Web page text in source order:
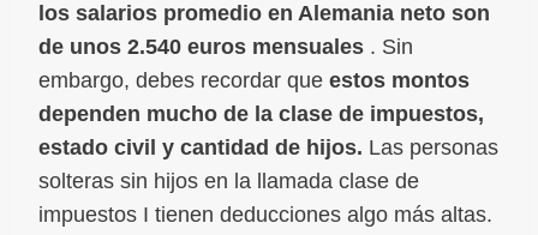
los salarios promedio en Alemania neto son
de unos 2.540 euros mensuales . Sin
embargo, debes recordar que estos montos
dependen mucho de la clase de impuestos,
estado civil y cantidad de hijos. Las personas
solteras sin hijos en la llamada clase de
impuestos I tienen deducciones algo más altas.